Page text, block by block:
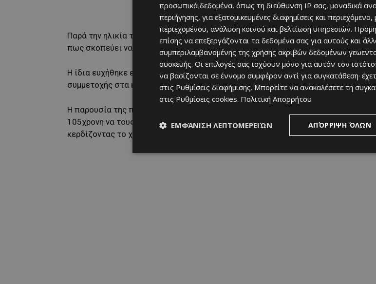
Παρά την ηλικία της, η γιαγιά Αργυρή διατηρεί το χαμόγελο και την αισιοδοξία
πως σκοπεύει να δώσει το παρών της και στις επόμενες προεδρικές εκλογές.
Η ίδια ευχήθηκε ειρήνη και καλύτερες ημέρες για την Κύπρο, στέλνοντας μήνυμα
συμμετοχής στα κοινά.
Η παρουσία της προσέλκυσε το ενδιαφέρον δημοσιογράφων που βρέθηκαν στην
105χρονη να τους υποδέχεται με ζεστασιά και να τους χαρίζει ακόμη και ένα
κερδίζοντας το χειροκρότημα και τις ευχές όλων για υγεία και μακροζωία.
προσωπικά δεδομένα, όπως τη διεύθυνση IP σας, μοναδικά
περιήγησης, για εξατομικευμένες διαφημίσεις και
περιεχομένου, ανάλυση κοινού και βελτίωση υπηρεσιών.
επίσης να επεξεργάζονται τα δεδομένα σας για αυτούς και
συμπεριλαμβανομένης της χρήσης ακριβών δεδομένων
συσκευής. Οι επιλογές σας ισχύουν μόνο για αυτόν τον
να βασίζονται σε έννομο συμφέρον αντί για συγκατάθεση·
στις Ρυθμίσεις διαφήμισης. Μπορείτε να ανακαλέσετε τη
στις Ρυθμίσεις cookies. Πολιτική Απορρήτου
ΑΠΌΡΡΙΨΗ ΌΛΩΝ
ΕΜΦΆΝΙΣΗ ΛΕΠΤΟΜΕΡΕΙΏΝ